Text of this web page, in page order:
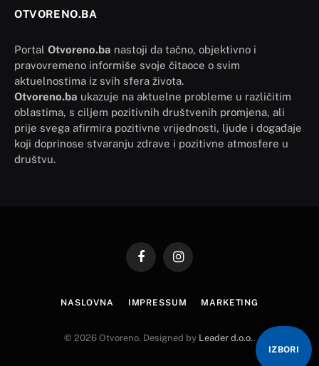
OTVORENO.BA
Portal Otvoreno.ba nastoji da tačno, objektivno i
pravovremeno informiše svoje čitaoce o svim
aktuelnostima iz svih sfera života.
Otvoreno.ba ukazuje na aktuelne probleme u različitim
oblastima, s ciljem pozitivnih društvenih promjena, ali
prije svega afirmira pozitivne vrijednosti, ljude i događaje
koji doprinose stvaranju zdrave i pozitivne atmosfere u
društvu.
FacebookInstagram
NASLOVNA IMPRESSUM MARKETING
© 2026 Otvoreno. Designed by Leader d.o.o. .
IZBORI